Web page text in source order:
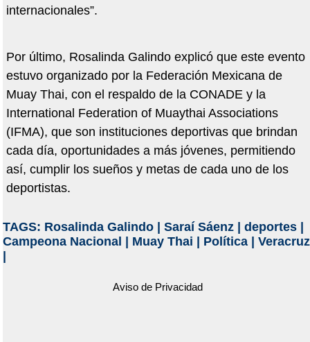
internacionales”.
Por último, Rosalinda Galindo explicó que este evento
estuvo organizado por la Federación Mexicana de
Muay Thai, con el respaldo de la CONADE y la
International Federation of Muaythai Associations
(IFMA), que son instituciones deportivas que brindan
cada día, oportunidades a más jóvenes, permitiendo
así, cumplir los sueños y metas de cada uno de los
deportistas.
TAGS: Rosalinda Galindo| Saraí Sáenz| deportes|
Campeona Nacional
Muay Thai Política| Veracruz
Aviso de Privacidad